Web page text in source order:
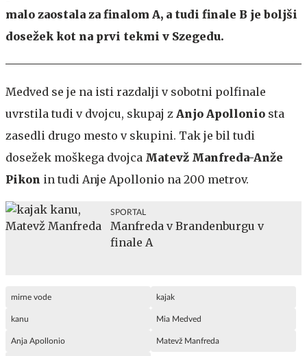
malo zaostala za finalom A, a tudi finale B je boljši
dosežek kot na prvi tekmi v Szegedu.
Medved se je na isti razdalji v sobotni polfinale
uvrstila tudi v dvojcu, skupaj z Anjo Apollonio sta
zasedli drugo mesto v skupini. Tak je bil tudi
dosežek moškega dvojca Matevž Manfreda-Anže
Pikon in tudi Anje Apollonio na 200 metrov.
SPORTAL
Manfreda v Brandenburgu v
finale A
mirne vode kajak
kanu Mia Medved
Anja Apollonio Matevž Manfreda